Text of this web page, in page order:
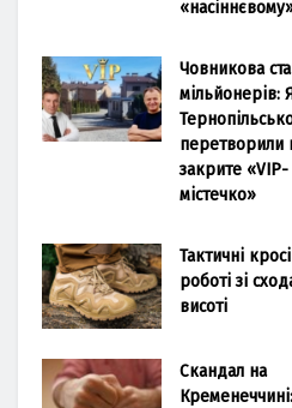
Човникова
мільйонерів:
перетворили
закрите «VIP-
містечко»
Тактичні
роботі зі
висоті
Скандал на